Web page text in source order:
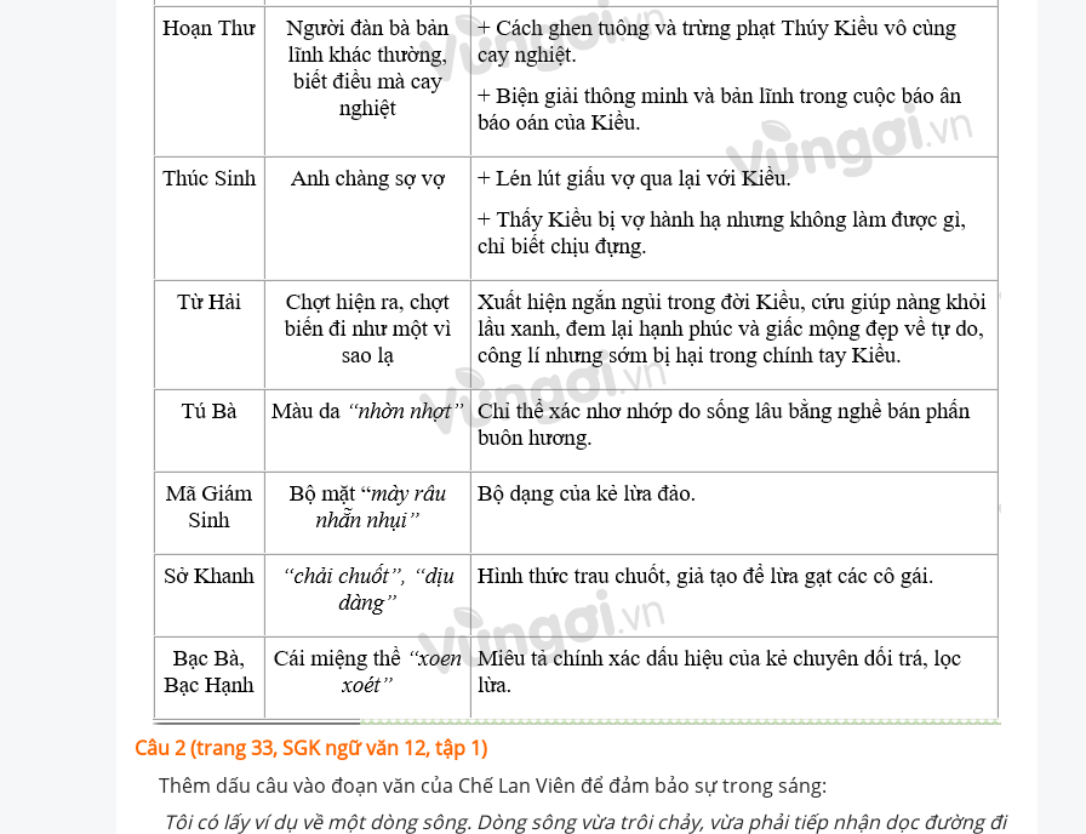
Câu 2 (trang 33, SGK ngữ văn 12, tập 1)
Thêm dấu câu vào đoạn văn của Chế Lan Viên để đảm bảo sự trong sáng:
Tôi có lấy ví dụ về một dòng sông. Dòng sông vừa trôi chảy, vừa phải tiếp nhận dọc đường đi